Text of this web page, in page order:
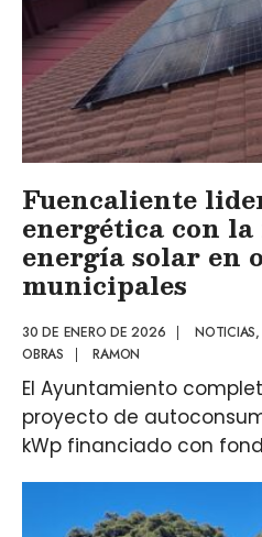
Fuencaliente
energética con
energía solar en
municipales
30 DE ENERO DE 2026 | NOTICIAS,
OBRAS
| RAMON
El Ayuntamiento
proyecto de
kWp financiado con